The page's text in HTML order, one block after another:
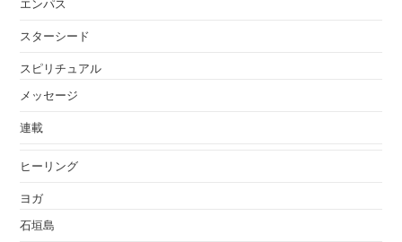
エンパス
スターシード
スピリチュアル
メッセージ
連載
ヒーリング
ヨガ
石垣島